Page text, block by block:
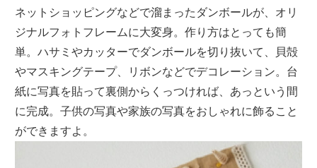
ネットショッピングなどで溜まったダンボールが、オリ
ジナルフォトフレームに大変身。作り方はとっても簡
単。ハサミやカッターでダンボールを切り抜いて、貝殻
やマスキングテープ、リボンなどでデコレーション。台
紙に写真を貼って裏側からくっつければ、あっという間
に完成。子供の写真や家族の写真をおしゃれに飾ること
ができますよ。